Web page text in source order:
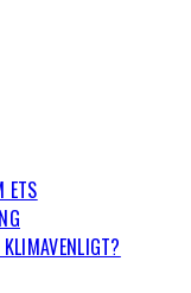
ETS